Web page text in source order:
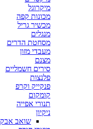
מיקרוגל
מכונות קפה
מכשיר גריל
מנגלים
מסחטת הדרים
מעבדי מזון
מצנם
סירים חשמליים
פלנצות
פנקייק וקרפ
קומקום
תנורי אפייה
ניקיון
שואב אבק